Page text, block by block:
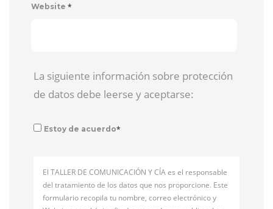
Website *
La siguiente información sobre protección
de datos debe leerse y aceptarse:
Estoy de acuerdo*
El TALLER DE COMUNICACIÓN Y CÍA es el responsable
del tratamiento de los datos que nos proporcione. Este
formulario recopila tu nombre, correo electrónico y